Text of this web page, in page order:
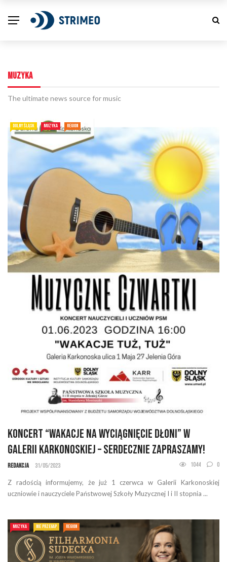
MUZYKA
The ultimate news source for music
DOLNY ŚLĄSK MUZYKA REGION
Koncert “Wakacje Na Wyciągnięcie Dłoni” W
Galerii Karkonoskiej – Serdecznie Zapraszamy!
Redakcja 31/05/2023 1044 0
Z radością informujemy, że już 1 czerwca w Galerii Karkonoskiej
uczniowie i nauczyciele Państwowej Szkoły Muzycznej I i II stopnia ...
MUZYKA NIE PRZEGAP REGION